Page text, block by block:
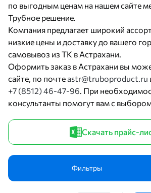
по выгодным ценам на нашем сайте
Трубное решение.
Компания предлагает широкий
низкие цены и доставку до вашего
самовывоз из ТК в Астрахани.
Оформить заказ в Астрахани вы
сайте, по почте astr@truboproduct.ru
+7 (8512) 46-47-96. При
консультанты помогут вам с
Скачать прайс-
Фильтры